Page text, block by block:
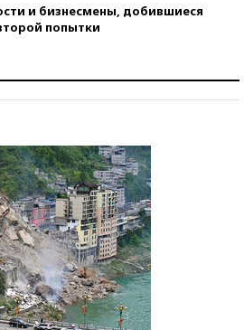
и бизнесмены, добившиеся
попытки